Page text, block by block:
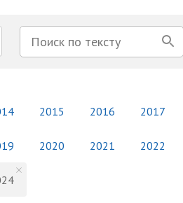
2015 2016 2017
2020 2021 2022